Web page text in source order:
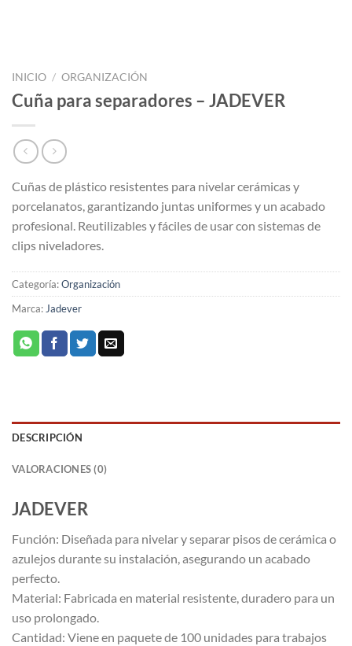
INICIO / ORGANIZACIÓN
Cuña para separadores – JADEVER
Cuñas de plástico resistentes para nivelar cerámicas y
porcelanatos, garantizando juntas uniformes y un acabado
profesional. Reutilizables y fáciles de usar con sistemas de
clips niveladores.
Categoría:Organización
Marca:Jadever
DESCRIPCIÓN
VALORACIONES (0)
JADEVER
Función: Diseñada para nivelar y separar pisos de cerámica o
azulejos durante su instalación, asegurando un acabado
perfecto.
Material: Fabricada en material resistente, duradero para un
uso prolongado.
Cantidad: Viene en paquete de 100 unidades para trabajos